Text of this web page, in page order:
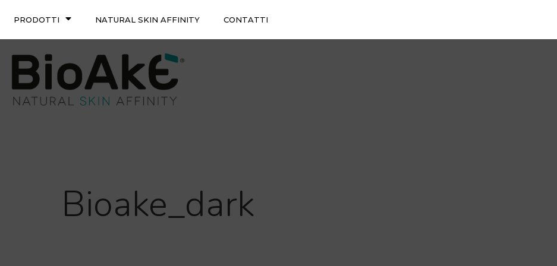
PRODOTTI NATURAL SKIN AFFINITY CONTATTI
Bioake_dark